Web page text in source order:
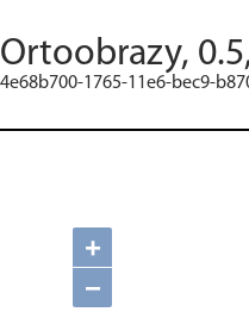
Ortoobrazy,
4e68b700-1765-11e6-bec9-
+
−